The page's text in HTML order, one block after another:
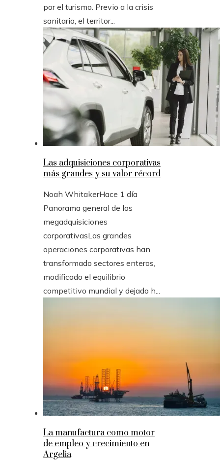
por el turismo. Previo a la crisis
sanitaria, el territor...
Las adquisiciones corporativas
más grandes y su valor récord
Noah WhitakerHace 1 día
Panorama general de las
megadquisiciones
corporativasLas grandes
operaciones corporativas han
transformado sectores enteros,
modificado el equilibrio
competitivo mundial y dejado h...
La manufactura como motor
de empleo y crecimiento en
Argelia